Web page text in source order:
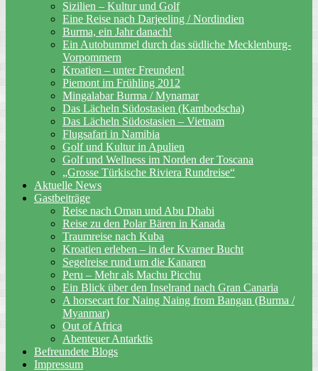
Sizilien – Kultur und Golf
Eine Reise nach Darjeeling / Nordindien
Burma, ein Jahr danach!
Ein Autobummel durch das südliche Mecklenburg-
Vorpommern
Kroatien – unter Freunden!
Piemont im Frühling 2012
Mingalabar Burma / Mynamar
Das Lächeln Südostasien (Kambodscha)
Das Lächeln Südostasien – Vietnam
Flugsafari in Namibia
Golf und Kultur in Apulien
Golf und Wellness im Norden der Toscana
„Grosse Türkische Riviera Rundreise“
Aktuelle News
Gastbeiträge
Reise nach Oman und Abu Dhabi
Reise zu den Polar Bären in Kanada
Traumreise nach Kuba
Kroatien erleben – in der Kvarner Bucht
Segelreise rund um die Kanaren
Peru – Mehr als Machu Picchu
Ein Blick über den Inselrand nach Gran Canaria
A horsecart for Naing Naing from Bangan (Burma /
Myanmar)
Out of Africa
Abenteuer Antarktis
Befreundete Blogs
Impressum